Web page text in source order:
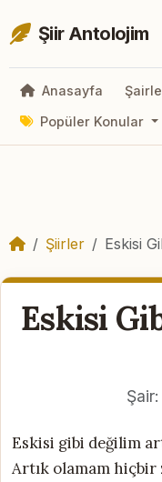
Şiir Antolojim
Anasayfa
Popüler Konular
Şiirler Eskisi
Eskisi
Şair:
Eskisi gibi değilim
Artık olamam hiçbir